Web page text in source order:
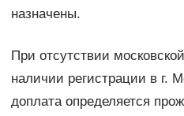
назначены.
При отсутствии
наличии регистрации в г.
доплата определяется